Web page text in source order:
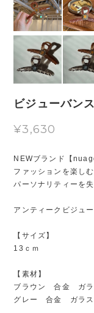
ビジューバ
¥3,630
NEWブランド【
ファッションを楽し
パーソナリティーを
アンティークビジュ
【サイズ】
13ｃｍ
【素材】
ブラウン 合金 ガ
グレー 合金 ガラ